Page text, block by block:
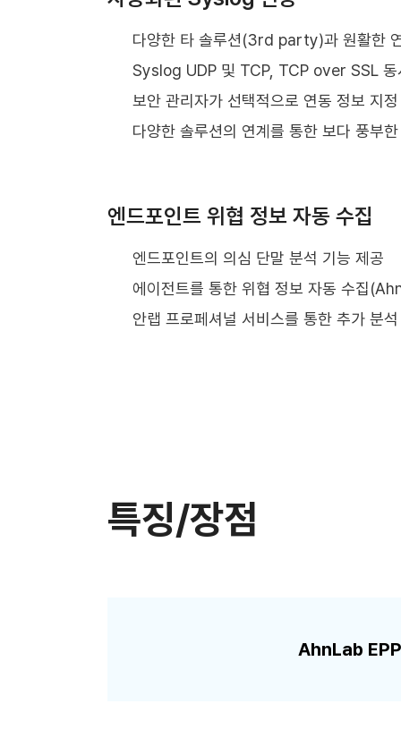
다양한 타 솔루션(3rd party)과 원활한
Syslog UDP 및 TCP, TCP over SSL 동
보안 관리자가 선택적으로 연동 정보 지
다양한 솔루션의 연계를 통한 보다 풍부
엔드포인트 위협 정보 자동 수집
엔드포인트의 의심 단말 분석 기능 제공
에이전트를 통한 위협 정보 자동 수집
안랩 프로페셔널 서비스를 통한 추가 분
특징/장점
AhnLab EPP